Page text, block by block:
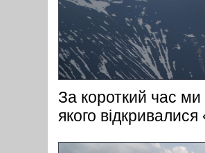
За короткий час
якого